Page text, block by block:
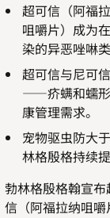
超可信（阿福
咀嚼片）成为
染的异恶唑啉类
超可信与尼可
——疥螨和蠕形
康管理需求。
宠物驱虫防大
林格殷格持续
勃林格殷格翰宣
信（阿福拉纳咀